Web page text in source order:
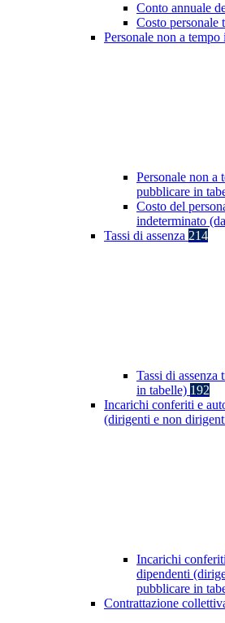
Conto annuale
Costo personale
Personale non a
Personale non a
pubblicare in
Costo del
indeterminato
Tassi di assenza 214
Tassi di assenza
in tabelle) 192
Incarichi conferiti e
(dirigenti e non
Incarichi
dipendenti
pubblicare in
Contrattazione